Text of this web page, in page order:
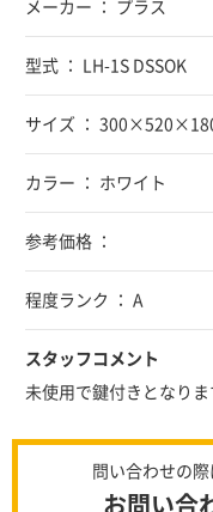
メーカー ： プラス
型式 ： LH-1S DSSOK
サイズ ：
カラー ： ホワイト
参考価格 ：
程度ランク ： A
スタッフコメント
未使用で鍵付きとなりま
問い合わせの
お問い合